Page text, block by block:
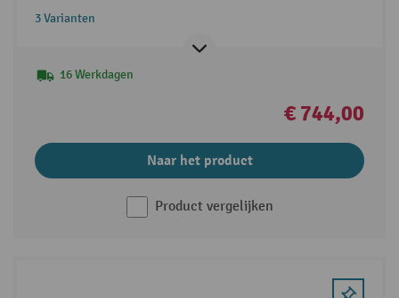
3 Varianten
16 Werkdagen
€ 744,00
Naar het product
Product vergelijken